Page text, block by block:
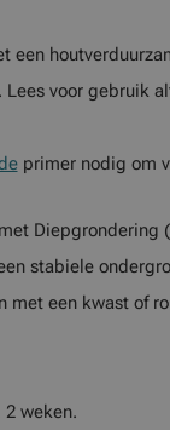
een
voor gebruik
primer nodig om
stabiele
met een kwast of
weken.